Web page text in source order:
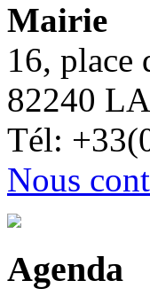
Mairie
16, place
82240
Tél:
Nous
Agenda